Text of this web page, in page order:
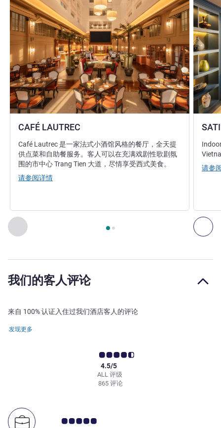
上一个 - 餐厅 下
第 页，共 , 餐厅 1 : CAFÉ LAUTREC , 餐厅 2 : SATINE
CAFÉ LAUTREC
Café Lautrec 是一家法式小酒馆风格的餐厅，全天提
供点菜和自助餐服务。客人可以在充满戏剧性歌剧氛
围的市中心 Trang Tien 大道，尽情享受西式美食。
请参阅详情
请参
我们的客人评论
来自 100% 认证入住过我们酒店客人的评论
发现更多
ALL 评级
4.5/5
865 评论
客户意见评级 5.0/5